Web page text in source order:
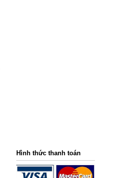
Hình thức thanh toán